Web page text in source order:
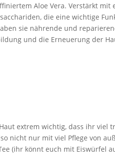
Aloe Vera. Verstärkt
die eine wichtige
sie nährende und
und die Erneuerung der
extrem wichtig, dass ihr viel
nicht nur mit viel Pflege von
(ihr könnt euch mit Eiswürfel